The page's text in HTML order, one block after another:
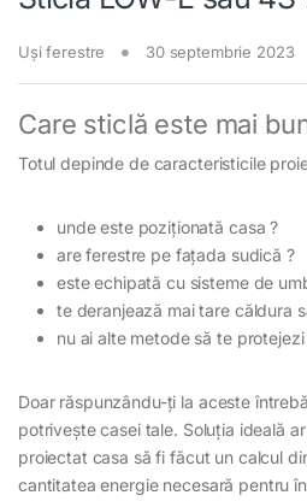
Uși ferestre 30 septembrie 2023
Care sticlă este mai
Totul depinde de caracteristicile
unde este poziționată casa ?
are ferestre pe fațada sudică ?
este echipată cu sisteme de
te deranjează mai tare căldura
nu ai alte metode să te
Doar răspunzându-ți la aceste
potrivește casei tale. Soluția ideală
proiectat casa să fi făcut un calcul
cantitatea energie necesară pentru